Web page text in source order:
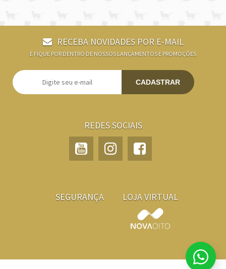
RECEBA NOVIDADES POR E-MAIL
E FIQUE POR DENTRO DE NOSSOS LANÇAMENTOS E PROMOÇÕES
CADASTRAR
REDES SOCIAIS
SEGURANÇA LOJA VIRTUAL